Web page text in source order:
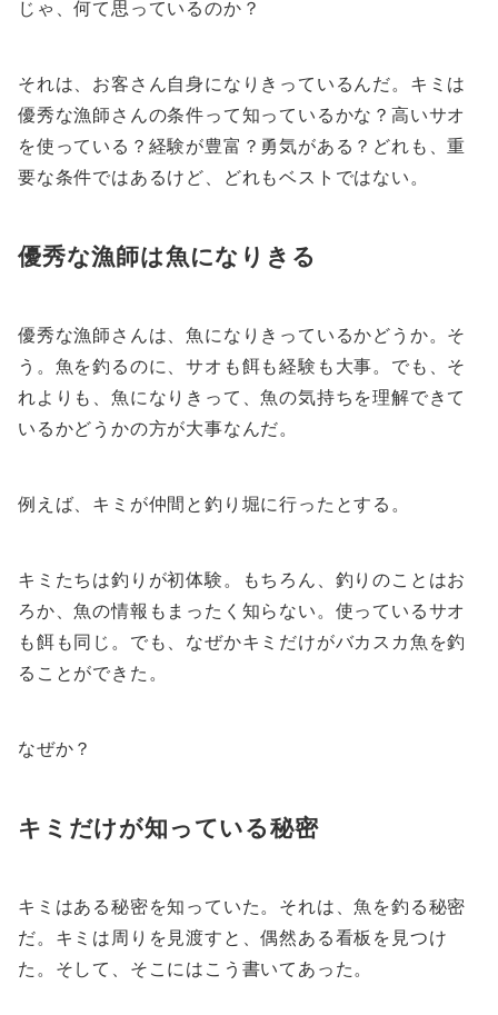
じゃ、何て思っているのか？
それは、お客さん自身になりきっているんだ。キミは
優秀な漁師さんの条件って知っているかな？高いサオ
を使っている？経験が豊富？勇気がある？どれも、重
要な条件ではあるけど、どれもベストではない。
優秀な漁師は魚になりきる
優秀な漁師さんは、魚になりきっているかどうか。そ
う。魚を釣るのに、サオも餌も経験も大事。でも、そ
れよりも、魚になりきって、魚の気持ちを理解できて
いるかどうかの方が大事なんだ。
例えば、キミが仲間と釣り堀に行ったとする。
キミたちは釣りが初体験。もちろん、釣りのことはお
ろか、魚の情報もまったく知らない。使っているサオ
も餌も同じ。でも、なぜかキミだけがバカスカ魚を釣
ることができた。
なぜか？
キミだけが知っている秘密
キミはある秘密を知っていた。それは、魚を釣る秘密
だ。キミは周りを見渡すと、偶然ある看板を見つけ
た。そして、そこにはこう書いてあった。